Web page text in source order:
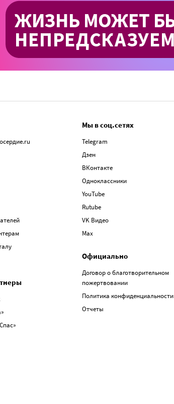
Мы в соц.сетях
Telegram
Дзен
ВКонтакте
Одноклассники
YouTube
Rutube
VK Видео
Max
Официально
Договор о благотворительном
пожертвовании
Политика конфиденциальности
Отчеты